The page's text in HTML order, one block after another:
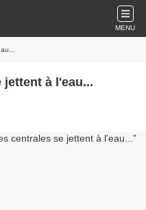
MENU
jettent à l'eau...